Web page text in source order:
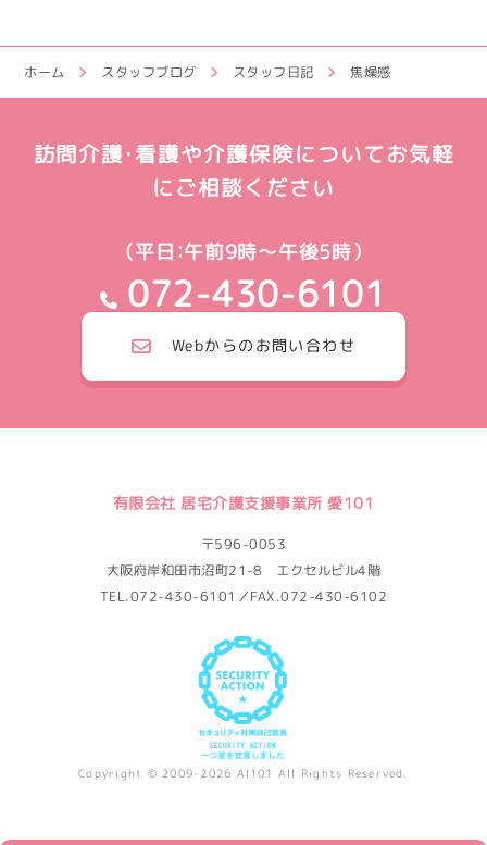
ホーム スタッフブログ スタッフ日記 焦燥感
訪問介護・看護や介護保険についてお気軽
にご相談ください
（平日：午前9時～午後5時）
072-430-6101
Webからのお問い合わせ
有限会社 居宅介護支援事業所 愛101
〒596-0053
大阪府岸和田市沼町21-8 エクセルビル4階
TEL.072-430-6101／FAX.072-430-6102
Copyright © 2009-2026 AI101 All Rights Reserved.